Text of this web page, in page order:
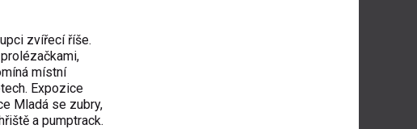
zvířecí říše.
místní
Expozice
Mladá se zubry,
a pumptrack.